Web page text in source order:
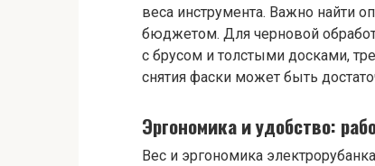
веса инструмента. Важно найти
бюджетом. Для черновой
с брусом и толстыми досками,
снятия фаски может быть
Эргономика и удобство:
Вес и эргономика